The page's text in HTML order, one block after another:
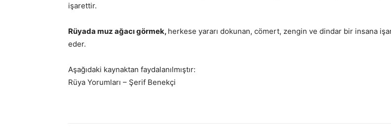
işarettir.
Rüyada muz ağacı görmek, herkese yararı dokunan, cömert, zengin ve dindar bir insana
eder.
Aşağıdaki kaynaktan faydalanılmıştır:
Rüya Yorumları – Şerif Benekçi